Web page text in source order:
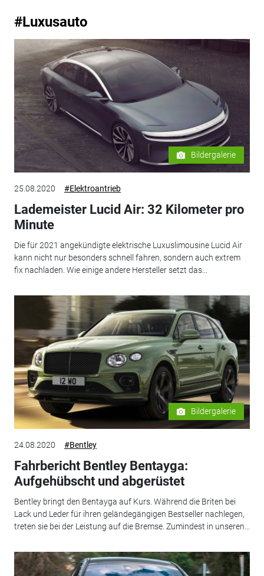
#Luxusauto
Bildergalerie
25.08.2020 #Elektroantrieb
Lademeister Lucid Air: 32 Kilometer pro
Minute
Die für 2021 angekündigte elektrische Luxuslimousine Lucid Air
kann nicht nur besonders schnell fahren, sondern auch extrem
fix nachladen. Wie einige andere Hersteller setzt das...
Bildergalerie
24.08.2020 #Bentley
Fahrbericht Bentley Bentayga:
Aufgehübscht und abgerüstet
Bentley bringt den Bentayga auf Kurs. Während die Briten bei
Lack und Leder für ihren geländegängigen Bestseller nachlegen,
treten sie bei der Leistung auf die Bremse. Zumindest in unseren...